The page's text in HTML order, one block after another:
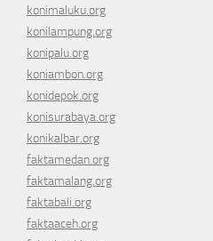
konimaluku.org
konilampung.org
konipalu.org
koniambon.org
konidepok.org
konisurabaya.org
konikalbar.org
faktamedan.org
faktamalang.org
faktabali.org
faktaaceh.org